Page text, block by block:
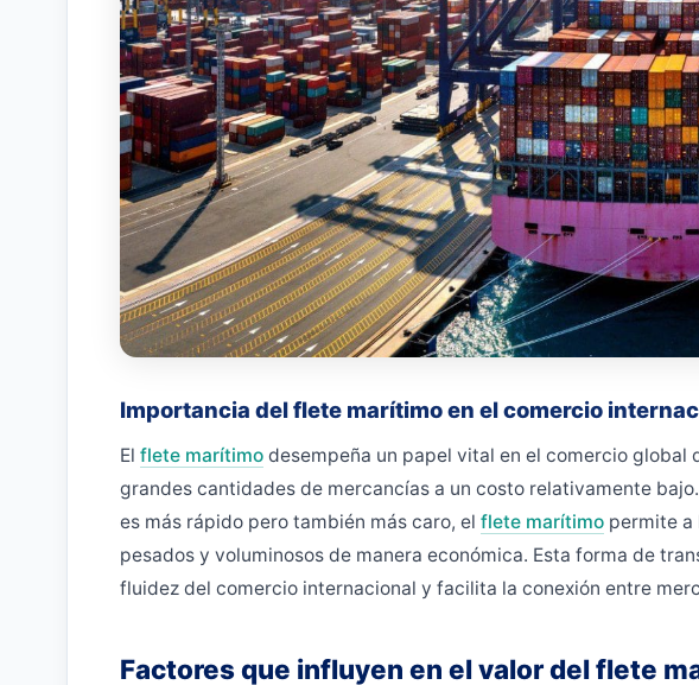
Importancia del flete marítimo en el comercio
El flete marítimo desempeña un papel vital en el comercio
grandes cantidades de mercancías a un costo relativamente
es más rápido pero también más caro, el flete marítimo permite a
pesados y voluminosos de manera económica. Esta forma de
fluidez del comercio internacional y facilita la conexión entre
Factores que influyen en el valor del flete